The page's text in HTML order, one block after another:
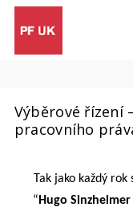
Výběrové řízení
pracovního
Tak jako každý rok
“Hugo